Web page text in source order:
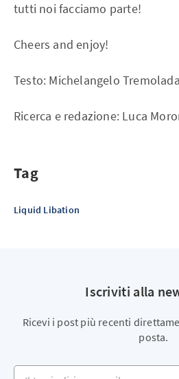
tutti noi facciamo parte!
Cheers and enjoy!
Testo: Michelangelo Tremolada
Ricerca e redazione: Luca
Tag
Liquid Libation
Iscriviti alla
Ricevi i post più recenti
posta.
Il tuo indirizzo email